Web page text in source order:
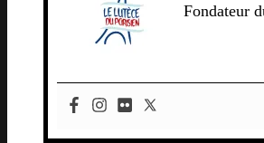
Fondateur